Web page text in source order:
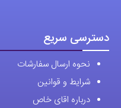
دسترسی سریع
نحوه ارسال سفارشات
شرایط و قوانین
درباره اقای خاص